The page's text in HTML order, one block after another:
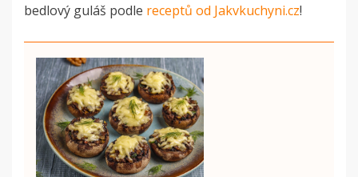
bedlový guláš podle receptů od Jakvkuchyni.cz!